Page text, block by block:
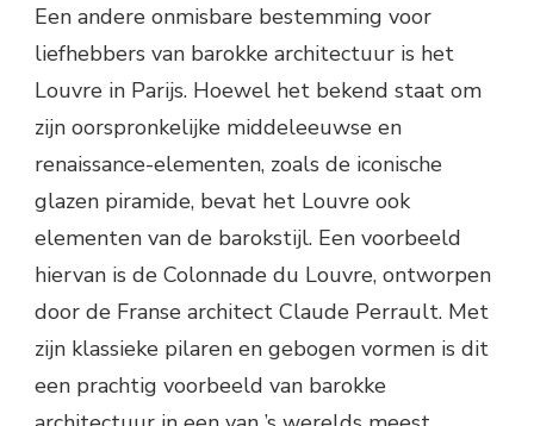
Een andere onmisbare bestemming voor
liefhebbers van barokke architectuur is het
Louvre in Parijs. Hoewel het bekend staat om
zijn oorspronkelijke middeleeuwse en
renaissance-elementen, zoals de iconische
glazen piramide, bevat het Louvre ook
elementen van de barokstijl. Een voorbeeld
hiervan is de Colonnade du Louvre, ontworpen
door de Franse architect Claude Perrault. Met
zijn klassieke pilaren en gebogen vormen is dit
een prachtig voorbeeld van barokke